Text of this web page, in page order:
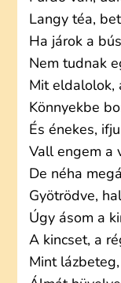
Langy téa,
Ha járok a
Nem tudnak
Mit eldalolok,
Könnyekbe
És énekes,
Vall engem a
De néha
Gyötrödve,
Úgy ásom a
A kincset, a
Mint